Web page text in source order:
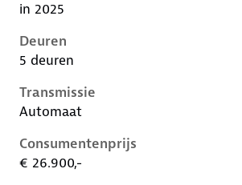
in 2025
Deuren
5 deuren
Transmissie
Automaat
Consumentenprijs
€ 26.900,-